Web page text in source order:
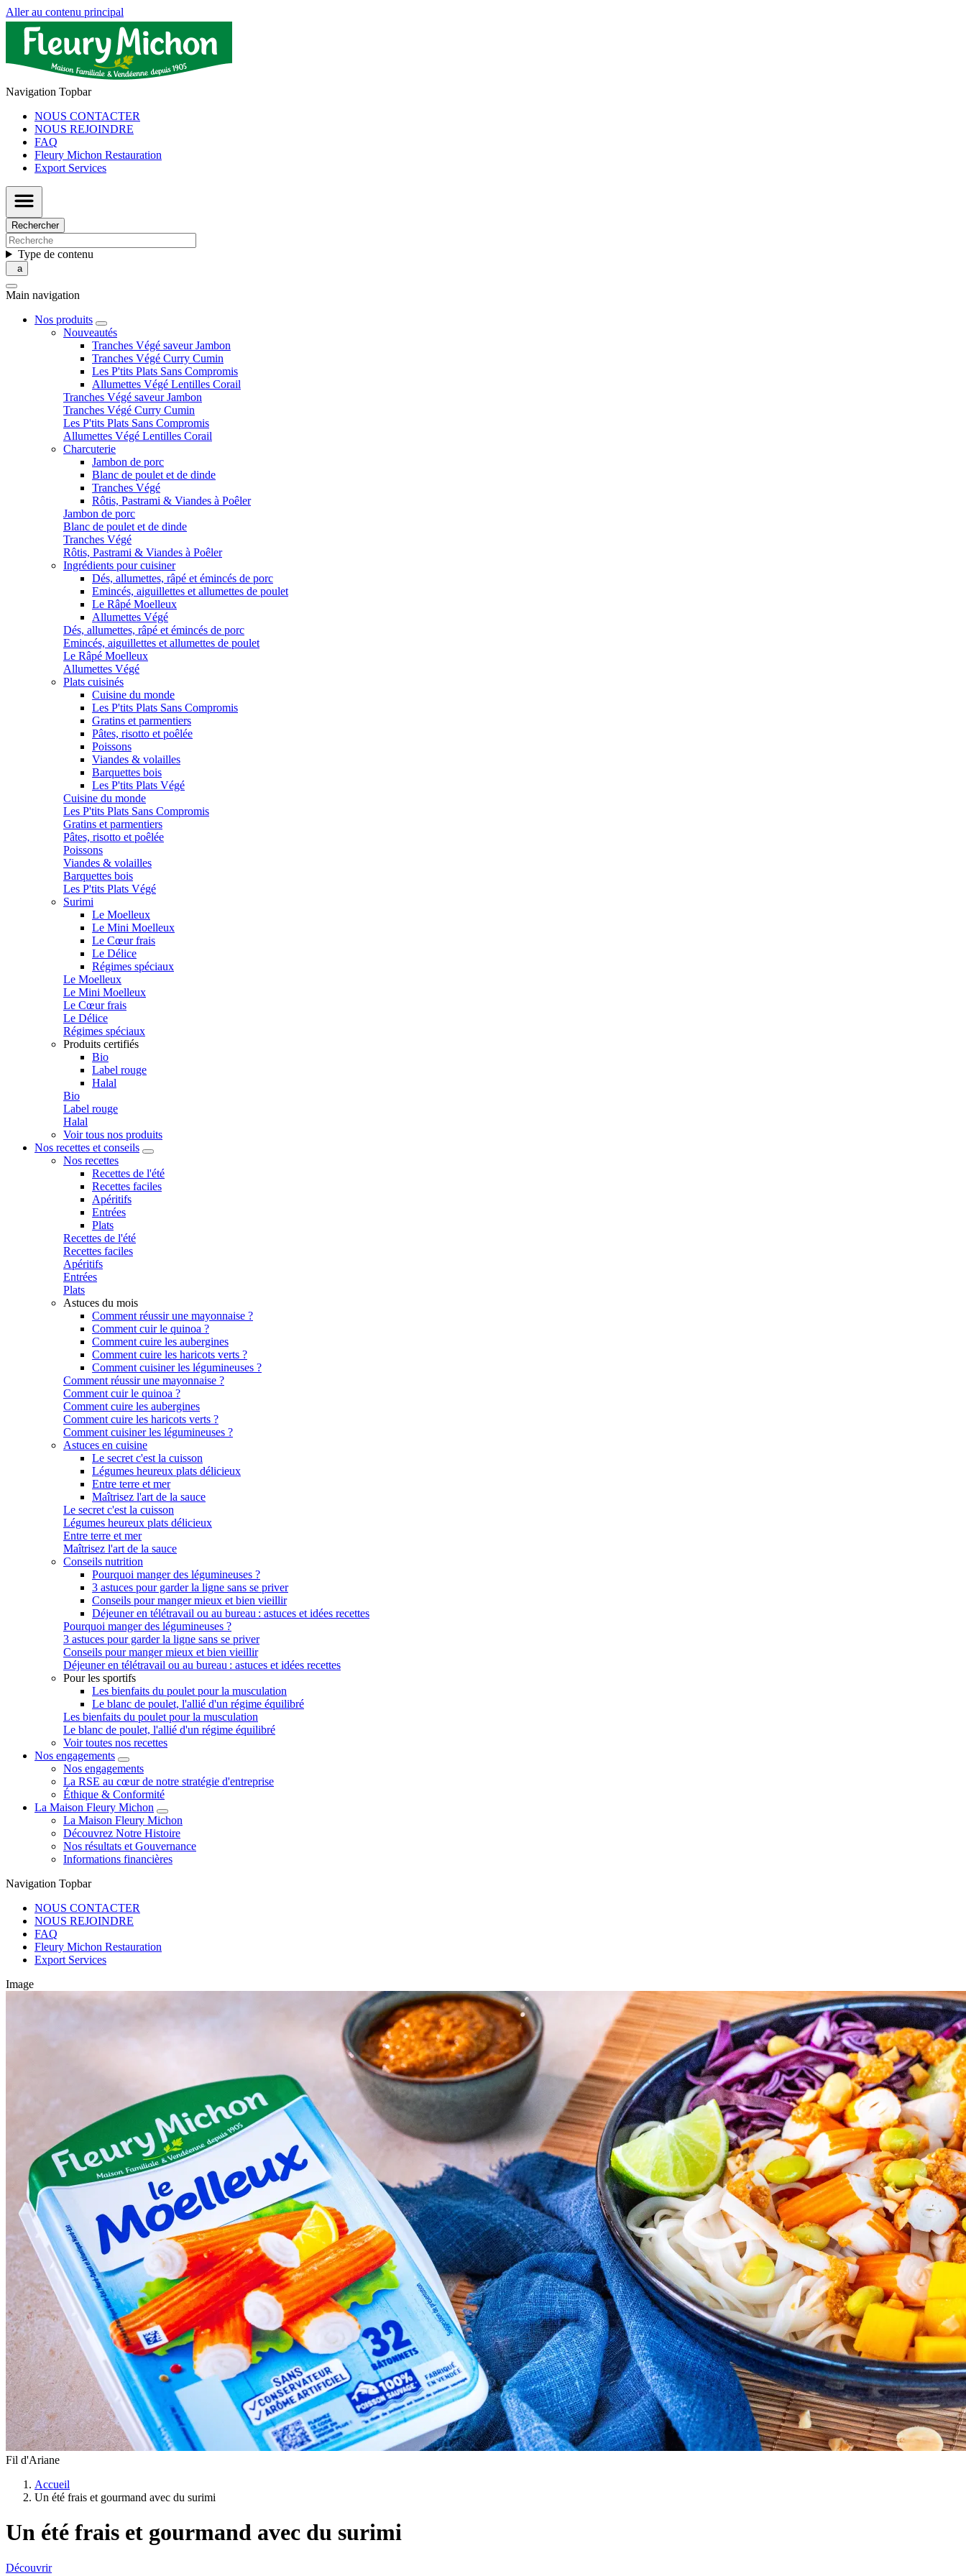
Aller au contenu principal
Navigation Topbar
NOUS CONTACTER
NOUS REJOINDRE
FAQ
Fleury Michon Restauration
Export Services
Rechercher
Type de contenu
Main navigation
Nos produits
Nouveautés
Tranches Végé saveur Jambon
Tranches Végé Curry Cumin
Les P'tits Plats Sans Compromis
Allumettes Végé Lentilles Corail
Tranches Végé saveur Jambon
Tranches Végé Curry Cumin
Les P'tits Plats Sans Compromis
Allumettes Végé Lentilles Corail
Charcuterie
Jambon de porc
Blanc de poulet et de dinde
Tranches Végé
Rôtis, Pastrami & Viandes à Poêler
Jambon de porc
Blanc de poulet et de dinde
Tranches Végé
Rôtis, Pastrami & Viandes à Poêler
Ingrédients pour cuisiner
Dés, allumettes, râpé et émincés de porc
Emincés, aiguillettes et allumettes de poulet
Le Râpé Moelleux
Allumettes Végé
Dés, allumettes, râpé et émincés de porc
Emincés, aiguillettes et allumettes de poulet
Le Râpé Moelleux
Allumettes Végé
Plats cuisinés
Cuisine du monde
Les P'tits Plats Sans Compromis
Gratins et parmentiers
Pâtes, risotto et poêlée
Poissons
Viandes & volailles
Barquettes bois
Les P'tits Plats Végé
Cuisine du monde
Les P'tits Plats Sans Compromis
Gratins et parmentiers
Pâtes, risotto et poêlée
Poissons
Viandes & volailles
Barquettes bois
Les P'tits Plats Végé
Surimi
Le Moelleux
Le Mini Moelleux
Le Cœur frais
Le Délice
Régimes spéciaux
Le Moelleux
Le Mini Moelleux
Le Cœur frais
Le Délice
Régimes spéciaux
Produits certifiés
Bio
Label rouge
Halal
Bio
Label rouge
Halal
Voir tous nos produits
Nos recettes et conseils
Nos recettes
Recettes de l'été
Recettes faciles
Apéritifs
Entrées
Plats
Recettes de l'été
Recettes faciles
Apéritifs
Entrées
Plats
Astuces du mois
Comment réussir une mayonnaise ?
Comment cuir le quinoa ?
Comment cuire les aubergines
Comment cuire les haricots verts ?
Comment cuisiner les légumineuses ?
Comment réussir une mayonnaise ?
Comment cuir le quinoa ?
Comment cuire les aubergines
Comment cuire les haricots verts ?
Comment cuisiner les légumineuses ?
Astuces en cuisine
Le secret c'est la cuisson
Légumes heureux plats délicieux
Entre terre et mer
Maîtrisez l'art de la sauce
Le secret c'est la cuisson
Légumes heureux plats délicieux
Entre terre et mer
Maîtrisez l'art de la sauce
Conseils nutrition
Pourquoi manger des légumineuses ?
3 astuces pour garder la ligne sans se priver
Conseils pour manger mieux et bien vieillir
Déjeuner en télétravail ou au bureau : astuces et idées recettes
Pourquoi manger des légumineuses ?
3 astuces pour garder la ligne sans se priver
Conseils pour manger mieux et bien vieillir
Déjeuner en télétravail ou au bureau : astuces et idées recettes
Pour les sportifs
Les bienfaits du poulet pour la musculation
Le blanc de poulet, l'allié d'un régime équilibré
Les bienfaits du poulet pour la musculation
Le blanc de poulet, l'allié d'un régime équilibré
Voir toutes nos recettes
Nos engagements
Nos engagements
La RSE au cœur de notre stratégie d'entreprise
Éthique & Conformité
La Maison Fleury Michon
La Maison Fleury Michon
Découvrez Notre Histoire
Nos résultats et Gouvernance
Informations financières
Navigation Topbar
NOUS CONTACTER
NOUS REJOINDRE
FAQ
Fleury Michon Restauration
Export Services
Image
Fil d'Ariane
Accueil
Un été frais et gourmand avec du surimi
Un été frais et gourmand avec du surimi
Découvrir